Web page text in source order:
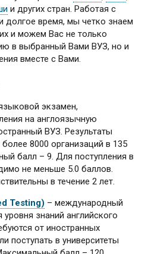
и других стран. Работая с
долгое время, мы четко знаем
и можем Вас не только
в выбранный Вами ВУЗ, но и
вместе с Вами.
экзамен,
на англоязычную
ВУЗ. Результаты
8000 организаций в 135
балл – 9. Для поступления в
не меньше 5.0 баллов.
в течение 2 лет.
Testing) – международный
знаний английского
от иностранных
поступать в университеты